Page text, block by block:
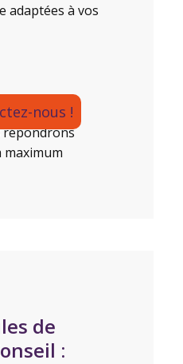
adaptées à vos
nous !
maximum
de
: